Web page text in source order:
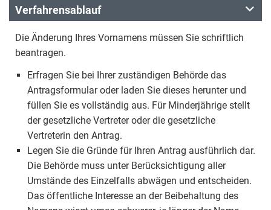
Verfahrensablauf
Die Änderung Ihres Vornamens müssen Sie schriftlich
beantragen.
Erfragen Sie bei Ihrer zuständigen Behörde das
Antragsformular oder laden Sie dieses herunter und
füllen Sie es vollständig aus. Für Minderjährige stellt
der gesetzliche Vertreter oder die gesetzliche
Vertreterin den Antrag.
Legen Sie die Gründe für Ihren Antrag ausführlich dar.
Die Behörde muss unter Berücksichtigung aller
Umstände des Einzelfalls abwägen und entscheiden.
Das öffentliche Interesse an der Beibehaltung des